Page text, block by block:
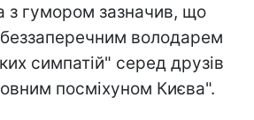
з гумором зазначив, що
володарем
симпатій" серед друзів
посміхуном Києва".